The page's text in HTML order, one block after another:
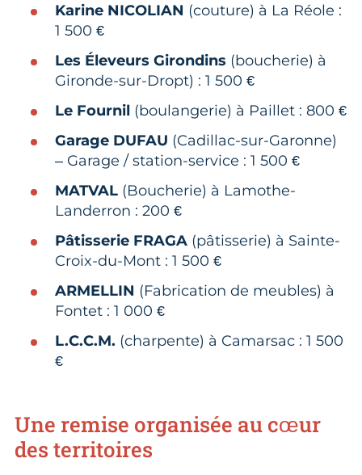
Karine NICOLIAN (couture) à La Réole :
1 500 €
Les Éleveurs Girondins (boucherie) à
Gironde-sur-Dropt) : 1 500 €
Le Fournil (boulangerie) à Paillet : 800 €
Garage DUFAU (Cadillac-sur-Garonne)
– Garage / station-service : 1 500 €
MATVAL (Boucherie) à Lamothe-
Landerron : 200 €
Pâtisserie FRAGA (pâtisserie) à Sainte-
Croix-du-Mont : 1 500 €
ARMELLIN (Fabrication de meubles) à
Fontet : 1 000 €
L.C.C.M. (charpente) à Camarsac : 1 500
€
Une remise organisée au cœur
des territoires